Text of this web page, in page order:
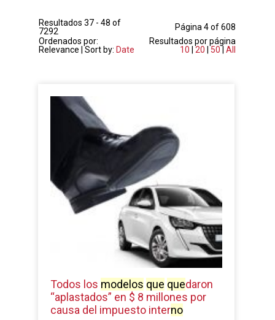
Resultados 37 - 48 of
7292
Página 4 of 608
Ordenados por:
Relevance | Sort by: Date
Resultados por página
10 |20 50 |All
Todos los modelos que quedaron
“aplastados” en $ 8 millones por
causa del impuesto interno